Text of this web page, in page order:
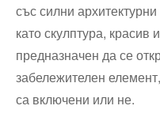
със силни
като скулптура, красив
предназначен да се
забележителен
са включени или не.